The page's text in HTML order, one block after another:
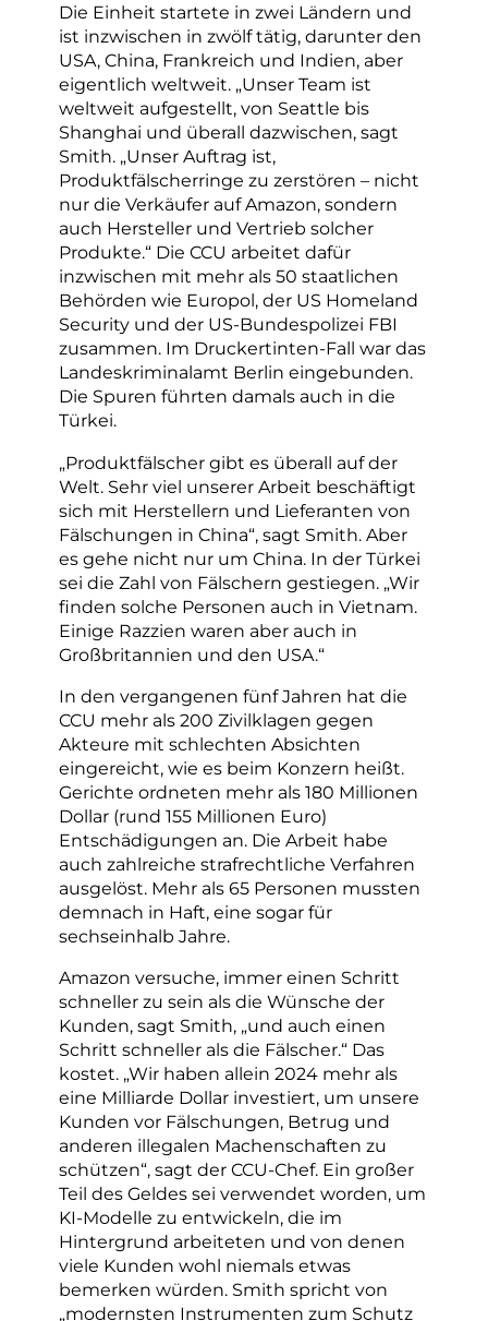
Die Einheit startete in zwei Ländern und
ist inzwischen in zwölf tätig, darunter den
USA, China, Frankreich und Indien, aber
eigentlich weltweit. „Unser Team ist
weltweit aufgestellt, von Seattle bis
Shanghai und überall dazwischen, sagt
Smith. „Unser Auftrag ist,
Produktfälscherringe zu zerstören – nicht
nur die Verkäufer auf Amazon, sondern
auch Hersteller und Vertrieb solcher
Produkte.“ Die CCU arbeitet dafür
inzwischen mit mehr als 50 staatlichen
Behörden wie Europol, der US Homeland
Security und der US-Bundespolizei FBI
zusammen. Im Druckertinten-Fall war das
Landeskriminalamt Berlin eingebunden.
Die Spuren führten damals auch in die
Türkei.
„Produktfälscher gibt es überall auf der
Welt. Sehr viel unserer Arbeit beschäftigt
sich mit Herstellern und Lieferanten von
Fälschungen in China“, sagt Smith. Aber
es gehe nicht nur um China. In der Türkei
sei die Zahl von Fälschern gestiegen. „Wir
finden solche Personen auch in Vietnam.
Einige Razzien waren aber auch in
Großbritannien und den USA.“
In den vergangenen fünf Jahren hat die
CCU mehr als 200 Zivilklagen gegen
Akteure mit schlechten Absichten
eingereicht, wie es beim Konzern heißt.
Gerichte ordneten mehr als 180 Millionen
Dollar (rund 155 Millionen Euro)
Entschädigungen an. Die Arbeit habe
auch zahlreiche strafrechtliche Verfahren
ausgelöst. Mehr als 65 Personen mussten
demnach in Haft, eine sogar für
sechseinhalb Jahre.
Amazon versuche, immer einen Schritt
schneller zu sein als die Wünsche der
Kunden, sagt Smith, „und auch einen
Schritt schneller als die Fälscher.“ Das
kostet. „Wir haben allein 2024 mehr als
eine Milliarde Dollar investiert, um unsere
Kunden vor Fälschungen, Betrug und
anderen illegalen Machenschaften zu
schützen“, sagt der CCU-Chef. Ein großer
Teil des Geldes sei verwendet worden, um
KI-Modelle zu entwickeln, die im
Hintergrund arbeiteten und von denen
viele Kunden wohl niemals etwas
bemerken würden. Smith spricht von
„modernsten Instrumenten zum Schutz